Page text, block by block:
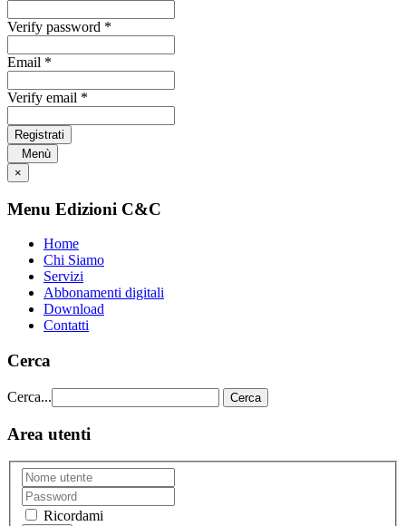
Verify password *
Email *
Verify email *
Registrati
Menù
×
Menu Edizioni C&C
Home
Chi Siamo
Servizi
Abbonamenti digitali
Download
Contatti
Cerca
Cerca... Cerca
Area utenti
Ricordami